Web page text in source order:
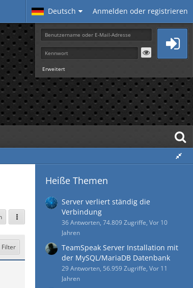
Deutsch Anmelden oder registrieren
Erweitert
Filter
Heiße Themen
Server verliert ständig die
Verbindung
36 Antworten, 74.809 Zugriffe, Vor 10
Jahren
TeamSpeak Server Installation mit
der MySQL/MariaDB Datenbank
29 Antworten, 56.959 Zugriffe, Vor 11
Jahren